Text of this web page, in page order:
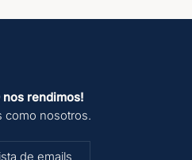
nos rendimos!
como nosotros.